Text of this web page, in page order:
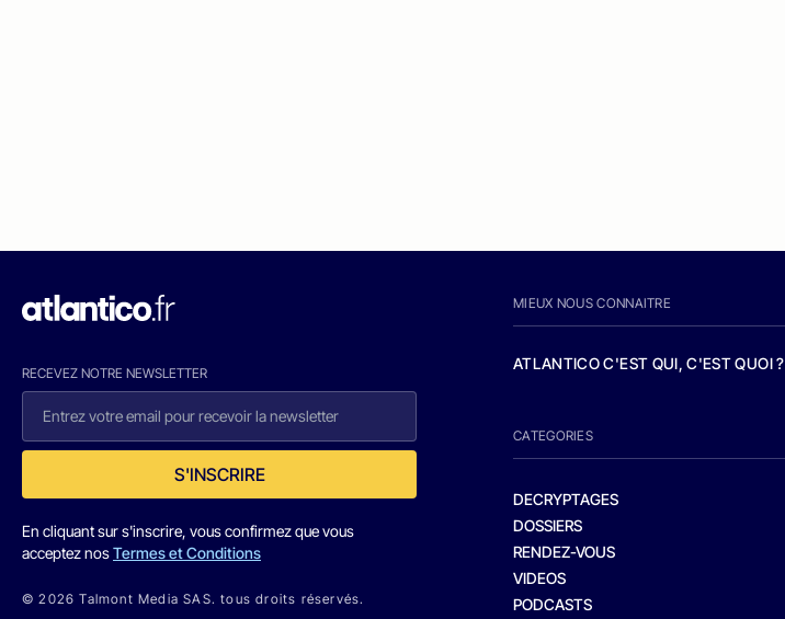
RECEVEZ NOTRE NEWSLETTER
S'INSCRIRE
En cliquant sur s'inscrire, vous confirmez que vous
acceptez nosTermes et Conditions
© 2026 Talmont Media SAS. tous droits réservés.
MIEUX NOUS CONNAITRE
ATLANTICO C'EST QUI, C'EST QUOI ?
CATEGORIES
DECRYPTAGES
DOSSIERS
RENDEZ-VOUS
VIDEOS
PODCASTS